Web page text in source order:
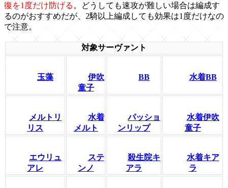
復を1度だけ防げる 。どうしても速攻が難しい場合は編成す
るのがおすすめだが、2騎以上編成しても効果は1度だけなの
で注意。
対象サーヴァント
玉藻
伊吹
童子
BB 水着BB
メルトリ
リス
水着
メルト
パッショ
ンリップ
水着伊吹
童子
エウリュ
アレ
ステ
ンノ
殺生院キ
アラ
水着キア
ラ